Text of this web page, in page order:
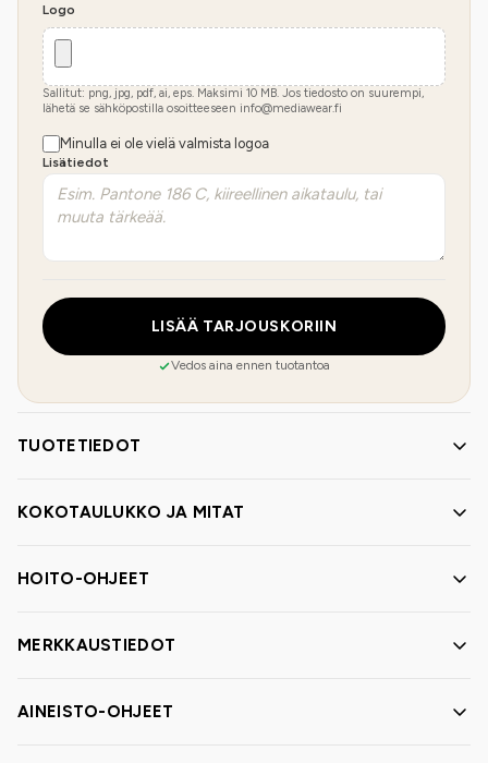
Logo
Sallitut: png, jpg, pdf, ai, eps. Maksimi 10 MB. Jos tiedosto on suurempi,
lähetä se sähköpostilla osoitteeseen info@mediawear.fi
Minulla ei ole vielä valmista logoa
Lisätiedot
LISÄÄ TARJOUSKORIIN
Vedos aina ennen tuotantoa
TUOTETIEDOT
KOKOTAULUKKO JA MITAT
HOITO-OHJEET
MERKKAUSTIEDOT
AINEISTO-OHJEET